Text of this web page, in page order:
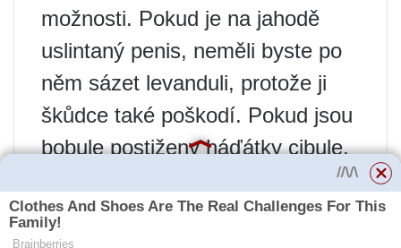
možnosti. Pokud je na jahodě
uslintaný penis, neměli byste po
něm sázet levanduli, protože ji
škůdce také poškodí. Pokud jsou
bobule postiženy háďátky cibule,
které se množí pomocí cibulí: